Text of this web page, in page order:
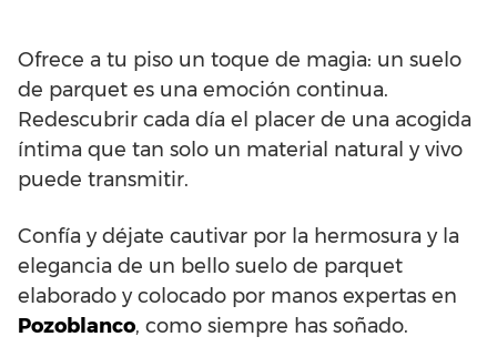
Ofrece a tu piso un toque de magia: un suelo
de parquet es una emoción continua.
Redescubrir cada día el placer de una acogida
íntima que tan solo un material natural y vivo
puede transmitir.
Confía y déjate cautivar por la hermosura y la
elegancia de un bello suelo de parquet
elaborado y colocado por manos expertas en
Pozoblanco, como siempre has soñado.